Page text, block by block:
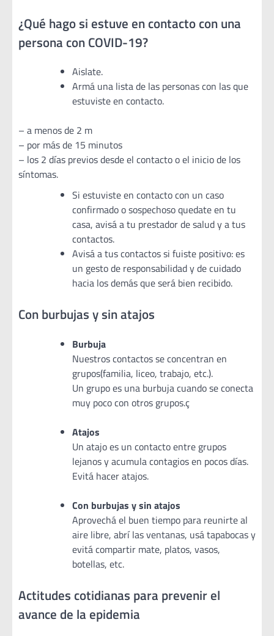
¿Qué hago si estuve en contacto con una
persona con COVID-19?
Aislate.
Armá una lista de las personas con las que
estuviste en contacto.
– a menos de 2 m
– por más de 15 minutos
– los 2 días previos desde el contacto o el inicio de los
síntomas.
Si estuviste en contacto con un caso
confirmado o sospechoso quedate en tu
casa, avisá a tu prestador de salud y a tus
contactos.
Avisá a tus contactos si fuiste positivo: es
un gesto de responsabilidad y de cuidado
hacia los demás que será bien recibido.
Con burbujas y sin atajos
Burbuja
Nuestros contactos se concentran en
grupos(familia, liceo, trabajo, etc.).
Un grupo es una burbuja cuando se conecta
muy poco con otros grupos.ç
Atajos
Un atajo es un contacto entre grupos
lejanos y acumula contagios en pocos días.
Evitá hacer atajos.
Con burbujas y sin atajos
Aprovechá el buen tiempo para reunirte al
aire libre, abrí las ventanas, usá tapabocas y
evitá compartir mate, platos, vasos,
botellas, etc.
Actitudes cotidianas para prevenir el
avance de la epidemia